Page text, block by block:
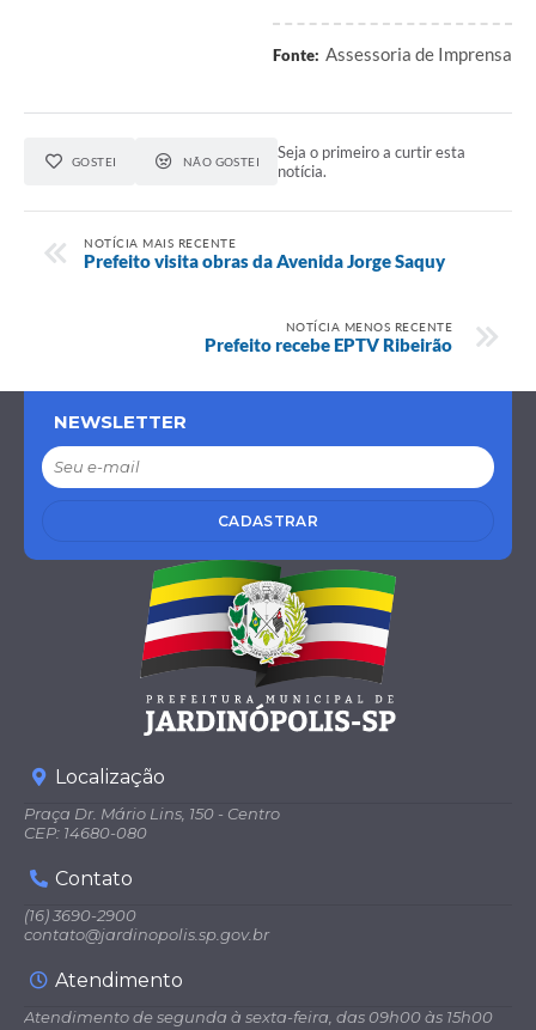
Fonte: Assessoria de Imprensa
GOSTEI NÃO GOSTEI
Seja o primeiro a curtir esta
notícia.
NOTÍCIA MAIS RECENTE
Prefeito visita obras da Avenida Jorge Saquy
NOTÍCIA MENOS RECENTE
Prefeito recebe EPTV Ribeirão
NEWSLETTER
CADASTRAR
Localização
Praça Dr. Mário Lins, 150 - Centro
CEP: 14680-080
Contato
(16) 3690-2900
contato@jardinopolis.sp.gov.br
Atendimento
Atendimento de segunda à sexta-feira, das 09h00 às 15h00